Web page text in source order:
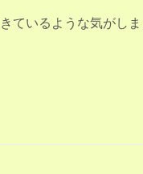
ているような気がしま